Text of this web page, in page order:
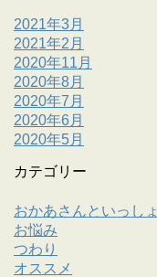
2021年3月
2021年2月
2020年11月
2020年8月
2020年7月
2020年6月
2020年5月
カテゴリー
おかあさんといっしょ
お悩み
つわり
オススメ